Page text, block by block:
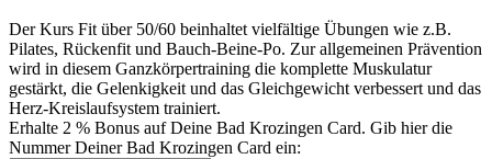
Der Kurs Fit über 50/60 beinhaltet vielfältige Übungen wie z.B.
Pilates, Rückenfit und Bauch-Beine-Po. Zur allgemeinen Prävention
wird in diesem Ganzkörpertraining die komplette Muskulatur
gestärkt, die Gelenkigkeit und das Gleichgewicht verbessert und das
Herz-Kreislaufsystem trainiert.
Erhalte 2 % Bonus auf Deine Bad Krozingen Card. Gib hier die
Nummer Deiner Bad Krozingen Card ein: